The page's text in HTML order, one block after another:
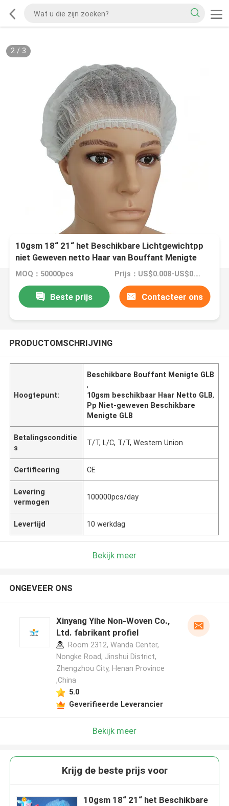
2/ 3
10gsm 18“ 21“ het Beschikbare Lichtgewichtpp
niet Geweven netto Haar van Bouffant Menigte
GLB
MOQ：50000pcs Prijs：US$0.008-US$0.01/PCS
Beste prijs Contacteer ons
PRODUCTOMSCHRIJVING
Hoogtepunt:
Beschikbare Bouffant Menigte GLB
,
10gsm beschikbaar Haar Netto GLB,
Pp Niet-geweven Beschikbare
Menigte GLB
Betalingsconditie
s
T/T, L/C, T/T, Western Union
Certificering CE
Levering
vermogen
100000pcs/day
Levertijd 10 werkdag
Bekijk meer
ONGEVEER ONS
Xinyang Yihe Non-Woven Co.,
Ltd. fabrikant profiel
Room 2312, Wanda Center,
Nongke Road, Jinshui District,
Zhengzhou City, Henan Province
,China
5.0
Geverifieerde Leverancier
Bekijk meer
Krijg de beste prijs voor
10gsm 18“ 21“ het Beschikbare